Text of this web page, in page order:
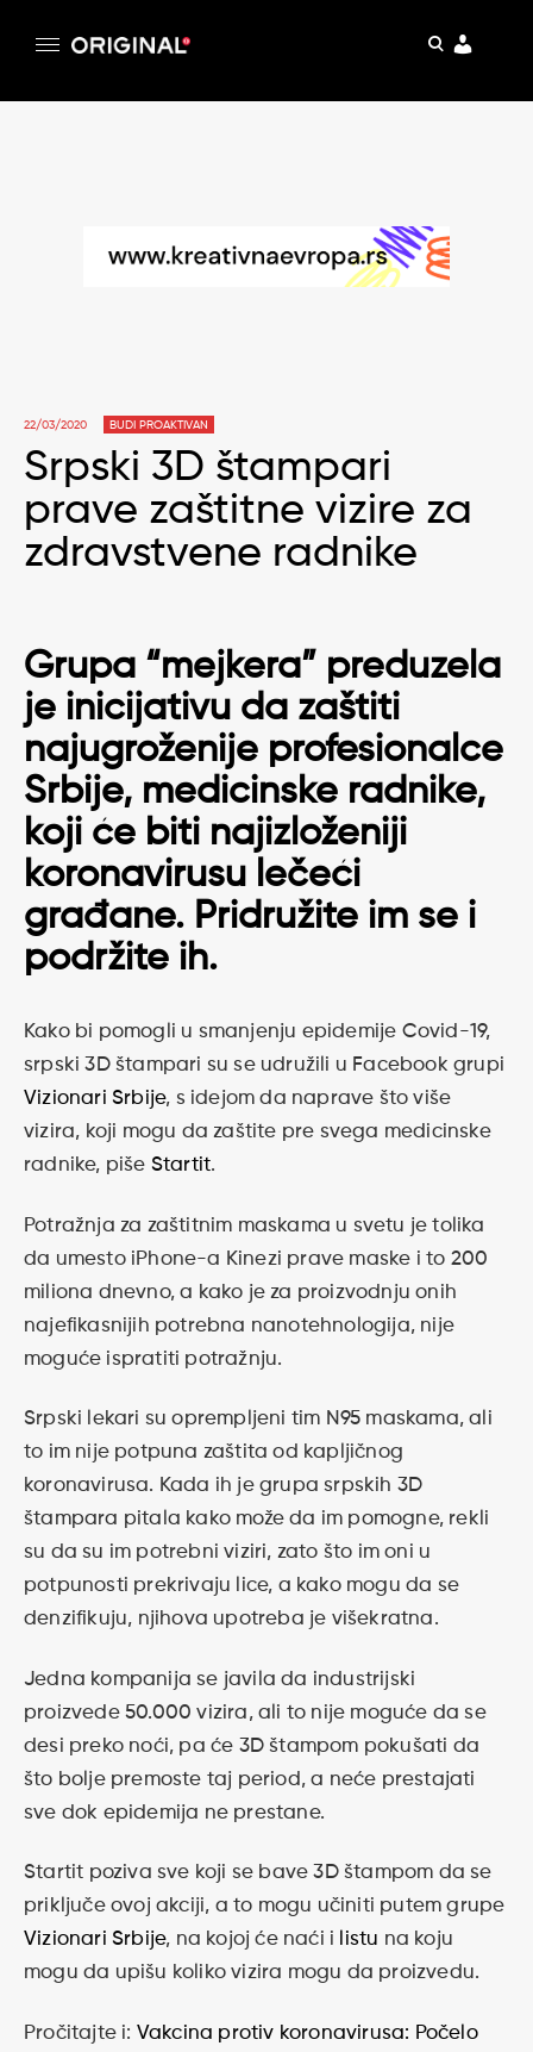
pretraga
22/03/2020 BUDI PROAKTIVAN
Srpski 3D štampari
prave zaštitne vizire za
zdravstvene radnike
Grupa “mejkera” preduzela
je inicijativu da zaštiti
najugroženije profesionalce
Srbije, medicinske radnike,
koji će biti najizloženiji
koronavirusu lečeći
građane. Pridružite im se i
podržite ih.
Kako bi pomogli u smanjenju epidemije Covid-19,
srpski 3D štampari su se udružili u Facebook grupi
Vizionari Srbije, s idejom da naprave što više
vizira, koji mogu da zaštite pre svega medicinske
radnike, piše Startit.
Potražnja za zaštitnim maskama u svetu je tolika
da umesto iPhone-a Kinezi prave maske i to 200
miliona dnevno, a kako je za proizvodnju onih
najefikasnijih potrebna nanotehnologija, nije
moguće ispratiti potražnju.
Srpski lekari su oprempljeni tim N95 maskama, ali
to im nije potpuna zaštita od kapljičnog
koronavirusa. Kada ih je grupa srpskih 3D
štampara pitala kako može da im pomogne, rekli
su da su im potrebni viziri, zato što im oni u
potpunosti prekrivaju lice, a kako mogu da se
denzifikuju, njihova upotreba je višekratna.
Jedna kompanija se javila da industrijski
proizvede 50.000 vizira, ali to nije moguće da se
desi preko noći, pa će 3D štampom pokušati da
što bolje premoste taj period, a neće prestajati
sve dok epidemija ne prestane.
Startit poziva sve koji se bave 3D štampom da se
priključe ovoj akciji, a to mogu učiniti putem grupe
Vizionari Srbije, na kojoj će naći i listu na koju
mogu da upišu koliko vizira mogu da proizvedu.
Pročitajte i: Vakcina protiv koronavirusa: Počelo